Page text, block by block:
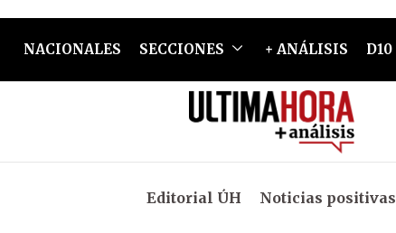
NACIONALES SECCIONES + ANÁLISIS D10
Editorial ÚH Noticias positivas